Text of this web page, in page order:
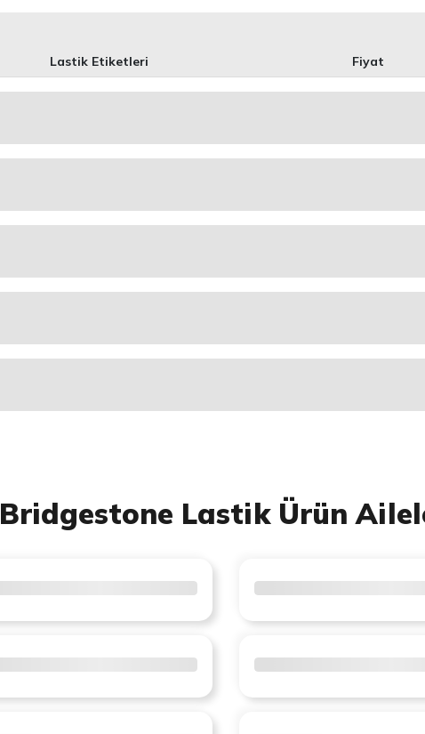
Lastik Etiketleri Fiyat
Bridgestone Lastik Ürün